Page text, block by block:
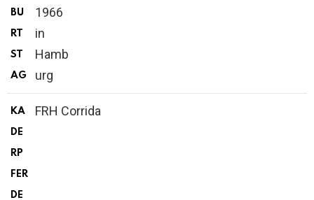
BU
RT
ST
AG
1966
in
Hamb
urg
KA
DE
RP
FER
DE
FRH Corrida